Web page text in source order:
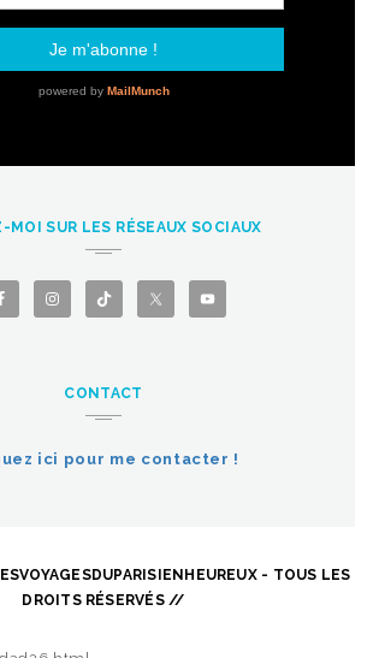
MOI SUR LES RÉSEAUX SOCIAUX
CONTACT
ici pour me contacter !
- TOUS LES
DROITS RÉSERVÉS //